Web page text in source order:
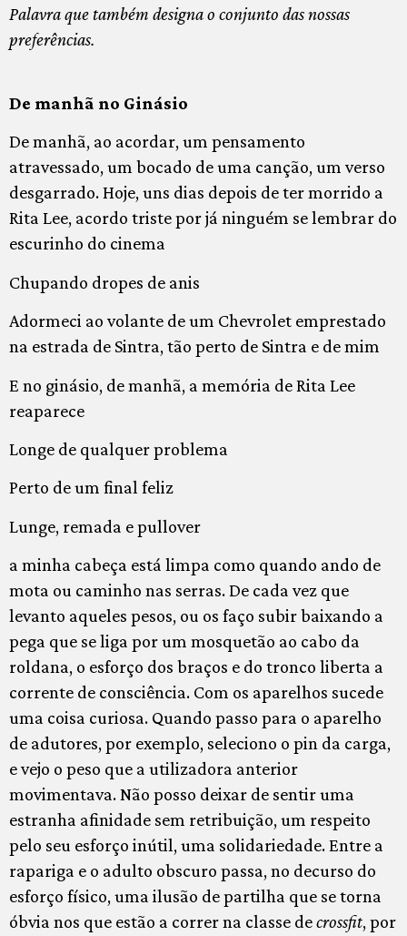
Palavra que também designa o conjunto das nossas
preferências.
De manhã no Ginásio
De manhã, ao acordar, um pensamento
atravessado, um bocado de uma canção, um verso
desgarrado. Hoje, uns dias depois de ter morrido a
Rita Lee, acordo triste por já ninguém se lembrar do
escurinho do cinema
Chupando dropes de anis
Adormeci ao volante de um Chevrolet emprestado
na estrada de Sintra, tão perto de Sintra e de mim
E no ginásio, de manhã, a memória de Rita Lee
reaparece
Longe de qualquer problema
Perto de um final feliz
Lunge, remada e pullover
a minha cabeça está limpa como quando ando de
mota ou caminho nas serras. De cada vez que
levanto aqueles pesos, ou os faço subir baixando a
pega que se liga por um mosquetão ao cabo da
roldana, o esforço dos braços e do tronco liberta a
corrente de consciência. Com os aparelhos sucede
uma coisa curiosa. Quando passo para o aparelho
de adutores, por exemplo, seleciono o pin da carga,
e vejo o peso que a utilizadora anterior
movimentava. Não posso deixar de sentir uma
estranha afinidade sem retribuição, um respeito
pelo seu esforço inútil, uma solidariedade. Entre a
rapariga e o adulto obscuro passa, no decurso do
esforço físico, uma ilusão de partilha que se torna
óbvia nos que estão a correr na classe decrossfit, por